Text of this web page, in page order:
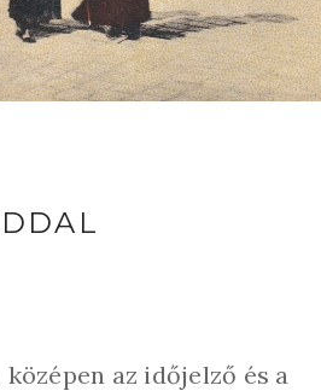
az időjelző és a